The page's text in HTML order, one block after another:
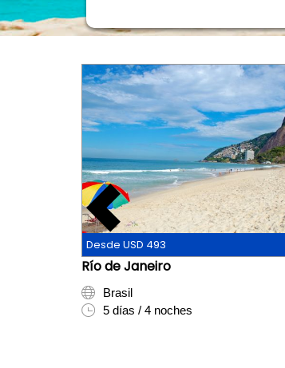
Desde USD 493
Río de Janeiro
Brasil
5 días / 4 noches